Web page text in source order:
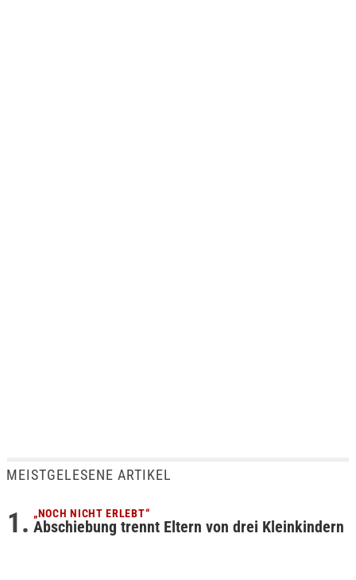
MEISTGELESENE ARTIKEL
„NOCH NICHT ERLEBT“
Abschiebung trennt Eltern von drei Kleinkindern